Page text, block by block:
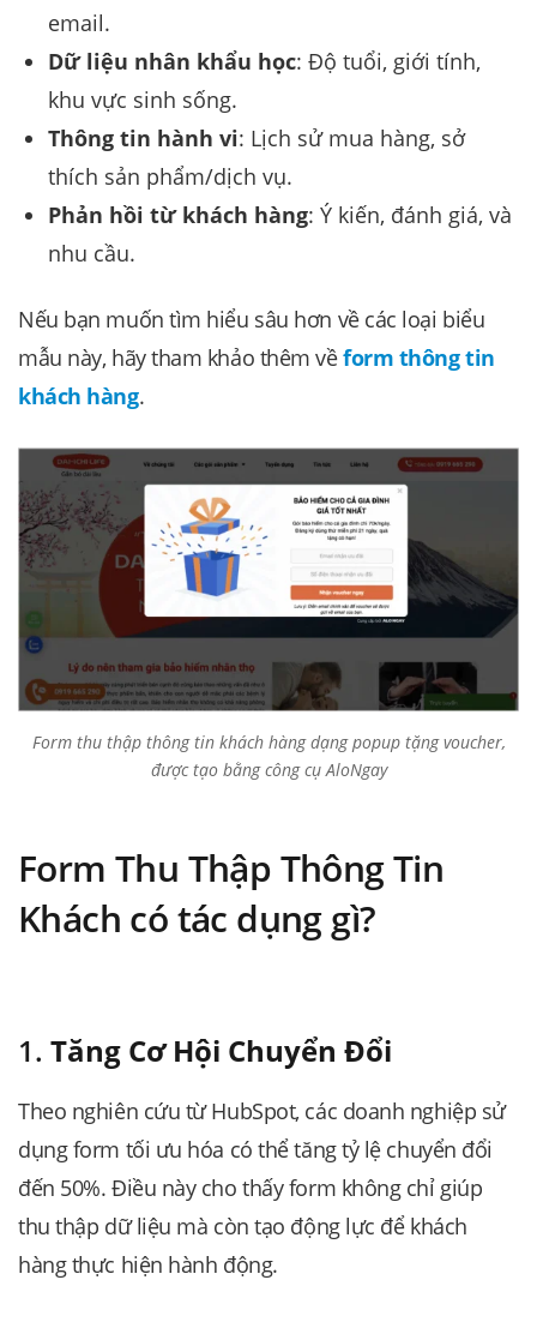
email.
Dữ liệu nhân khẩu học: Độ tuổi, giới tính,
khu vực sinh sống.
Thông tin hành vi: Lịch sử mua hàng, sở
thích sản phẩm/dịch vụ.
Phản hồi từ khách hàng: Ý kiến, đánh giá, và
nhu cầu.
Nếu bạn muốn tìm hiểu sâu hơn về các loại biểu
mẫu này, hãy tham khảo thêm vềform thông tin
khách hàng.
Form thu thập thông tin khách hàng dạng popup tặng voucher,
được tạo bằng công cụ AloNgay
Form Thu Thập Thông Tin
Khách có tác dụng gì?
1. Tăng Cơ Hội Chuyển Đổi
Theo nghiên cứu từ HubSpot, các doanh nghiệp sử
dụng form tối ưu hóa có thể tăng tỷ lệ chuyển đổi
đến 50%. Điều này cho thấy form không chỉ giúp
thu thập dữ liệu mà còn tạo động lực để khách
hàng thực hiện hành động.